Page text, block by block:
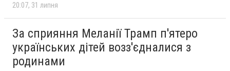
20:07 31 липня
За сприяння Меланії Трамп п'ятеро
українських дітей возз'єдналися з
родинами